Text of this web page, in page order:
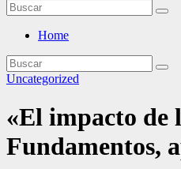
Home
Uncategorized
«El impacto de
Fundamentos,